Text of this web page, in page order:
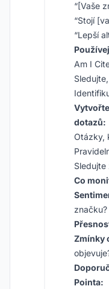
“[Vaše
“Stojí
“Lepší
Am I
dotazů:
Otázky,
Sledujte
Co
značku?
Zmínky
Pointa: